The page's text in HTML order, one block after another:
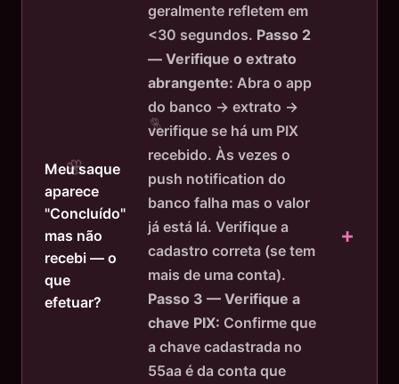
Meu saque
aparece
"Concluído"
mas não
recebi — o
que
efetuar?
geralmente refletem em
<30 segundos. Passo 2
— Verifique o extrato
abrangente: Abra o app
do banco → extrato →
verifique se há um PIX
recebido. Às vezes o
push notification do
banco falha mas o valor
já está lá. Verifique a
cadastro correta (se tem
mais de uma conta).
Passo 3 — Verifique a
chave PIX: Confirme que
a chave cadastrada no
55aa é da conta que